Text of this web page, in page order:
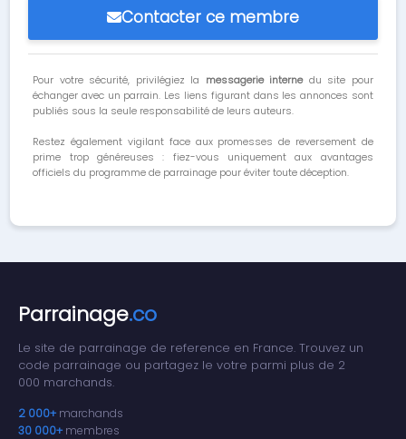
Contacter ce membre
Pour votre sécurité, privilégiez la messagerie internedu site pour
échanger avec un parrain. Les liens figurant dans les annonces sont
publiés sous la seule responsabilité de leurs auteurs.
Restez également vigilant face aux promesses de reversement de
prime trop généreuses : fiez-vous uniquement aux avantages
officiels du programme de parrainage pour éviter toute déception.
Parrainage.co
Le site de parrainage de reference en France. Trouvez un
code parrainage ou partagez le votre parmi plus de 2
000 marchands.
2 000+ marchands
30 000+ membres